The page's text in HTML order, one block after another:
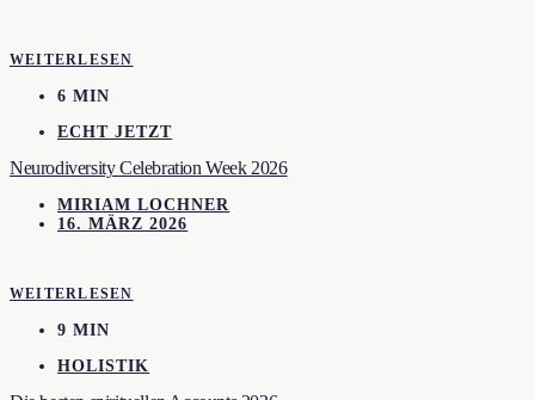
WEITERLESEN
6 MIN
ECHT JETZT
Neurodiversity Celebration Week 2026
MIRIAM LOCHNER
16. MÄRZ 2026
WEITERLESEN
9 MIN
HOLISTIK